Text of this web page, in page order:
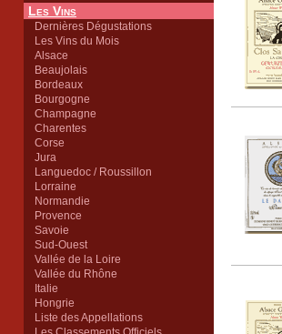
Les Vins
Dernières Dégustations
Les Vins du Mois
Alsace
Beaujolais
Bordeaux
Bourgogne
Champagne
Charentes
Corse
Jura
Languedoc / Roussillon
Lorraine
Normandie
Provence
Savoie
Sud-Ouest
Vallée de la Loire
Vallée du Rhône
Italie
Hongrie
Liste des Appellations